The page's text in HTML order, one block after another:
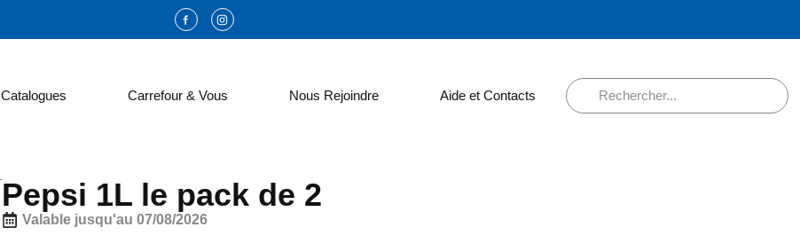
Catalogues Carrefour & Vous Nous Rejoindre Aide et Contacts
Pepsi 1L le pack de 2
Valable jusqu'au 07/08/2026